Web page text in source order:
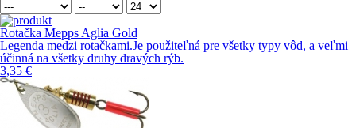
Rotačka Mepps Aglia Gold
Legenda medzi rotačkami.Je použiteľná pre všetky typy vôd, a veľmi
účinná na všetky druhy dravých rýb.
3,35 €